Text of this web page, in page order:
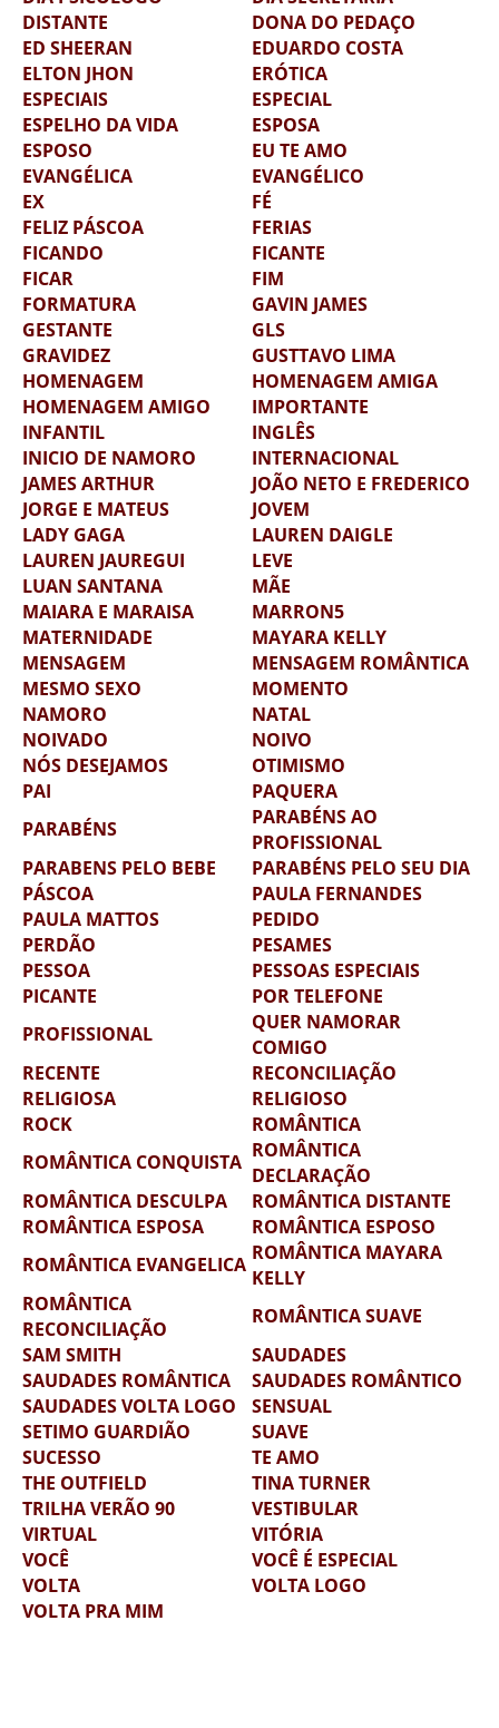
DISTANTE
DONA DO PEDAÇO
ED SHEERAN
EDUARDO COSTA
ELTON JHON
ERÓTICA
ESPECIAIS
ESPECIAL
ESPELHO DA VIDA
ESPOSA
ESPOSO
EU TE AMO
EVANGÉLICA
EVANGÉLICO
EX
FÉ
FELIZ PÁSCOA
FERIAS
FICANDO
FICANTE
FICAR
FIM
FORMATURA
GAVIN JAMES
GESTANTE
GLS
GRAVIDEZ
GUSTTAVO LIMA
HOMENAGEM
HOMENAGEM AMIGA
HOMENAGEM AMIGO
IMPORTANTE
INFANTIL
INGLÊS
INICIO DE NAMORO
INTERNACIONAL
JAMES ARTHUR
JOÃO NETO E FREDERICO
JORGE E MATEUS
JOVEM
LADY GAGA
LAUREN DAIGLE
LAUREN JAUREGUI
LEVE
LUAN SANTANA
MÃE
MAIARA E MARAISA
MARRON5
MATERNIDADE
MAYARA KELLY
MENSAGEM
MENSAGEM ROMÂNTICA
MESMO SEXO
MOMENTO
NAMORO
NATAL
NOIVADO
NOIVO
NÓS DESEJAMOS
OTIMISMO
PAI
PAQUERA
PARABÉNS
PARABÉNS AO
PROFISSIONAL
PARABENS PELO BEBE
PARABÉNS PELO SEU DIA
PÁSCOA
PAULA FERNANDES
PAULA MATTOS
PEDIDO
PERDÃO
PESAMES
PESSOA
PESSOAS ESPECIAIS
PICANTE
POR TELEFONE
PROFISSIONAL
QUER NAMORAR
COMIGO
RECENTE
RECONCILIAÇÃO
RELIGIOSA
RELIGIOSO
ROCK
ROMÂNTICA
ROMÂNTICA CONQUISTA ROMÂNTICA
DECLARAÇÃO
ROMÂNTICA DESCULPA
ROMÂNTICA DISTANTE
ROMÂNTICA ESPOSA
ROMÂNTICA ESPOSO
ROMÂNTICA EVANGELICA ROMÂNTICA MAYARA
KELLY
ROMÂNTICA
RECONCILIAÇÃO
ROMÂNTICA SUAVE
SAM SMITH
SAUDADES
SAUDADES ROMÂNTICA
SAUDADES ROMÂNTICO
SAUDADES VOLTA LOGO
SENSUAL
SETIMO GUARDIÃO
SUAVE
SUCESSO
TE AMO
THE OUTFIELD
TINA TURNER
TRILHA VERÃO 90
VESTIBULAR
VIRTUAL
VITÓRIA
VOCÊ
VOCÊ É ESPECIAL
VOLTA
VOLTA LOGO
VOLTA PRA MIM